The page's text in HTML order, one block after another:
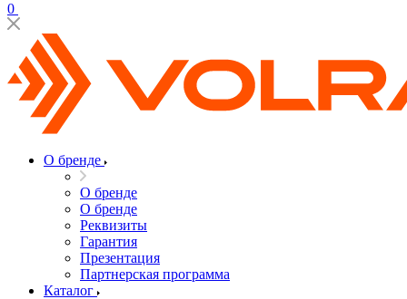
0
О бренде
О бренде
О бренде
Реквизиты
Гарантия
Презентация
Партнерская программа
Каталог